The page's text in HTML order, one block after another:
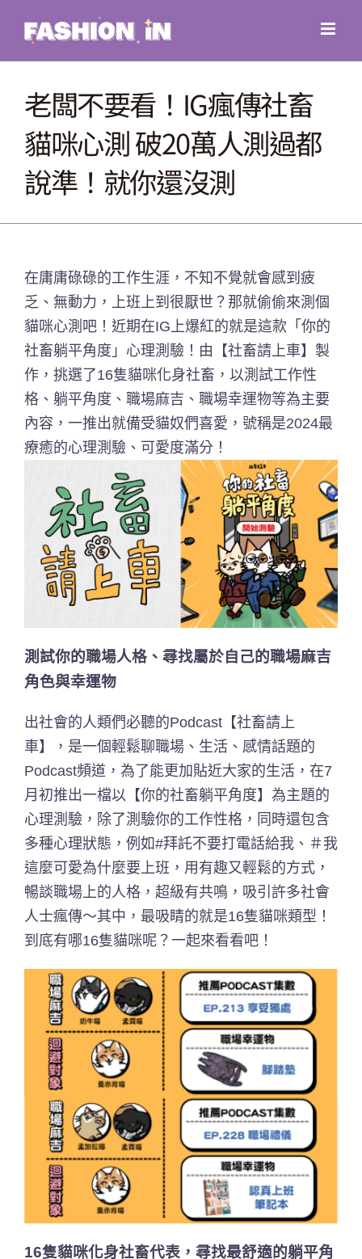
content
老闆不要看！IG瘋傳社畜
貓咪心測 破20萬人測過都
說準！就你還沒測
在庸庸碌碌的工作生涯，不知不覺就會感到疲
乏、無動力，上班上到很厭世？那就偷偷來測個
貓咪心測吧！近期在IG上爆紅的就是這款「你的
社畜躺平角度」心理測驗！由【社畜請上車】製
作，挑選了16隻貓咪化身社畜，以測試工作性
格、躺平角度、職場麻吉、職場幸運物等為主要
內容，一推出就備受貓奴們喜愛，號稱是2024最
療癒的心理測驗、可愛度滿分！
測試你的職場人格、尋找屬於自己的職場麻吉
角色與幸運物
出社會的人類們必聽的Podcast【社畜請上
車】，是一個輕鬆聊職場、生活、感情話題的
Podcast頻道，為了能更加貼近大家的生活，在7
月初推出一檔以【你的社畜躺平角度】為主題的
心理測驗，除了測驗你的工作性格，同時還包含
多種心理狀態，例如#拜託不要打電話給我、＃我
這麼可愛為什麼要上班，用有趣又輕鬆的方式，
暢談職場上的人格，超級有共鳴，吸引許多社會
人士瘋傳～其中，最吸睛的就是16隻貓咪類型！
到底有哪16隻貓咪呢？一起來看看吧！
16隻貓咪化身社畜代表，尋找最舒適的躺平角